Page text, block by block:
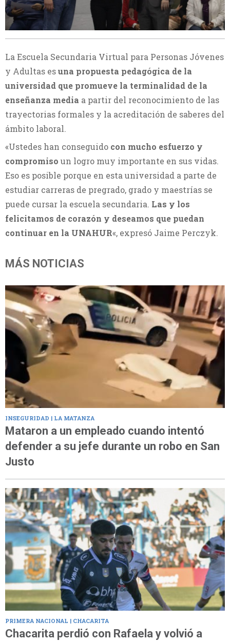
La Escuela Secundaria Virtual para Personas Jóvenes
y Adultas esuna propuesta pedagógica de la
universidad que promueve la terminalidad de la
enseñanza media a partir del reconocimiento de las
trayectorias formales y la acreditación de saberes del
ámbito laboral.
«Ustedes han conseguido con mucho esfuerzo y
compromiso un logro muy importante en sus vidas.
Eso es posible porque en esta universidad a parte de
estudiar carreras de pregrado, grado y maestrías se
puede cursar la escuela secundaria. Las y los
felicitamos de corazón y deseamos que puedan
continuar en la UNAHUR«, expresó Jaime Perczyk.
MÁS NOTICIAS
INSEGURIDAD | LA MATANZA
Mataron a un empleado cuando intentó
defender a su jefe durante un robo en San
Justo
PRIMERA NACIONAL | CHACARITA
Chacarita perdió con Rafaela y volvió a